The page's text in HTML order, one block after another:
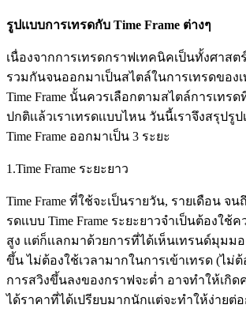
รูปเเบบการเทรดกับ Time Frame ต่างๆ
เนื่องจากการเทรดกราฟเทคนิคเป็นทั้งศาสต
รวมกันจนออกมาเป็นสไตล์ในการเทรดของเ
Time Frame นั้นควรเลือกตามสไตล์การเทรด
ปกติเเล้วเราเทรดเเบบไหน วันนี้เราจึงสรุปรู
Time Frame ออกมาเป็น 3 ระยะ
1.Time Frame ระยะยาว
Time Frame ที่ใช้จะเป็นรายวัน, รายเดือน จน
รดเเบบ Time Frame ระยะยาวจำเป็นต้องใ
สูง เเต่ก็เเลกมาด้วยการที่ได้เห็นเทรนด์มุมม
ขึ้น ไม่ต้องใช้เวลามากในการเข้าเทรด (ไม่
การสวิงขึ้นลงของกราฟจะต่ำ อาจทำให้เกิ
ได้ราคาที่ได้เปรียบมากนักเเต่จะทำให้ง่ายต่